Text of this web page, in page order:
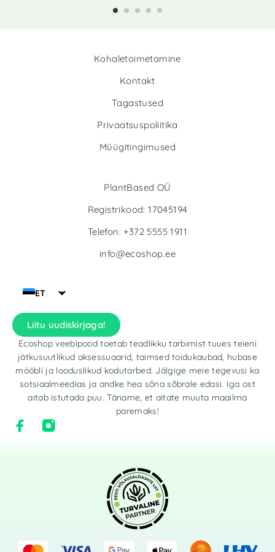
Kohaletoimetamine
Kontakt
Tagastused
Privaatsuspoliitika
Müügitingimused
ET
Liitu uudiskirjaga!
Ecoshop veebipood toetab teadlikku tarbimist tuues teieni
jätkusuutlikud aksessuaarid, taimsed toidukaubad, hubase
mööbli ja looduslikud kodutarbed. Jälgige meie tegevusi ka
sotsiaalmeedias ja andke hea sõna sõbrale edasi. Iga ost
aitab istutada puu. Täname, et aitate muuta maailma
paremaks!
PlantBased OÜ
Registrikood: 17045194
Telefon: +372 5555 1911
info@ecoshop.ee